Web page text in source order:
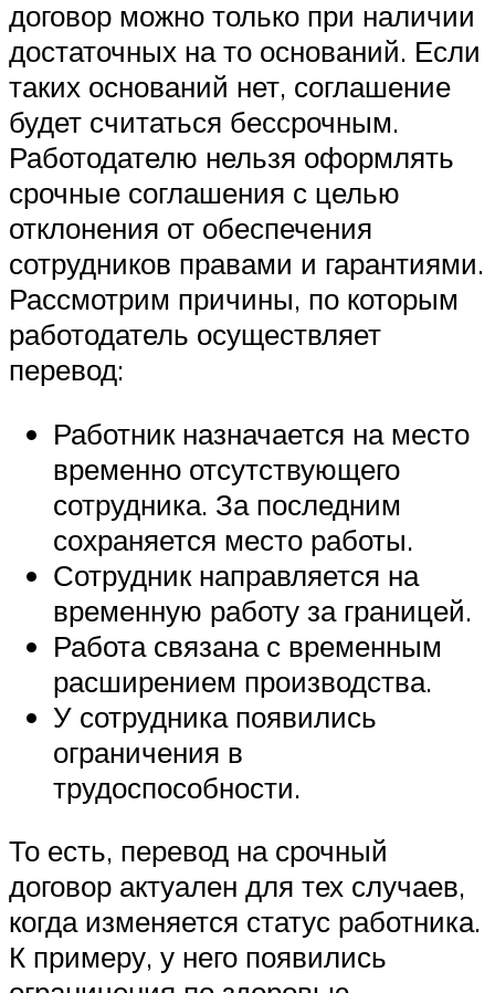
договор можно только при наличии
достаточных на то оснований. Если
таких оснований нет, соглашение
будет считаться бессрочным.
Работодателю нельзя оформлять
срочные соглашения с целью
отклонения от обеспечения
сотрудников правами и гарантиями.
Рассмотрим причины, по которым
работодатель осуществляет
перевод:
Работник назначается на место
временно отсутствующего
сотрудника. За последним
сохраняется место работы.
Сотрудник направляется на
временную работу за границей.
Работа связана с временным
расширением производства.
У сотрудника появились
ограничения в
трудоспособности.
То есть, перевод на срочный
договор актуален для тех случаев,
когда изменяется статус работника.
К примеру, у него появились